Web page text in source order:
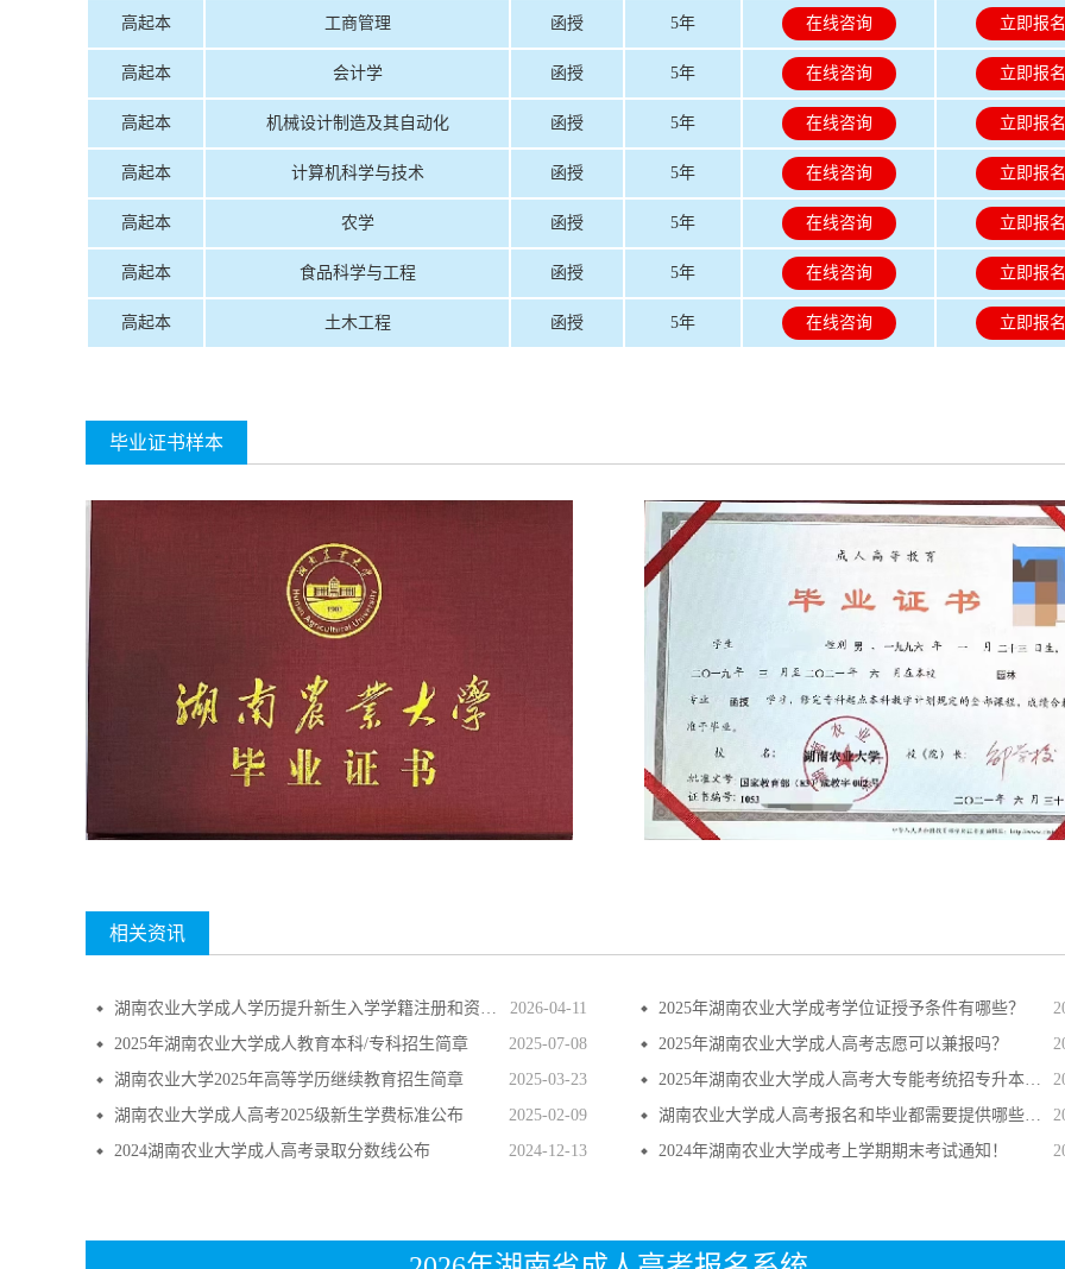
高起本 工商管理 函授 5年 在线咨询 立即报名
高起本 会计学 函授 5年 在线咨询 立即报名
高起本 机械设计制造及其自动化 函授 5年 在线咨询 立即报名
高起本 计算机科学与技术 函授 5年 在线咨询 立即报名
高起本 农学 函授 5年 在线咨询 立即报名
高起本 食品科学与工程 函授 5年 在线咨询 立即报名
高起本 土木工程 函授 5年 在线咨询 立即报名
毕业证书样本
相关资讯
2026-04-11
湖南农业大学成人学历提升新生入学学籍注册和资格审查政策
2025年湖南农业大学成考学位证授予条件有哪些？
2025-07-08
2025年湖南农业大学成人教育本科/专科招生简章
2025年湖南农业大学成人高考志愿可以兼报吗？
2025-03-23
湖南农业大学2025年高等学历继续教育招生简章
2025年湖南农业大学成人高考大专能考统招专升本吗？
2025-02-09
湖南农业大学成人高考2025级新生学费标准公布
湖南农业大学成人高考报名和毕业都需要提供哪些材料?
2024-12-13
2024湖南农业大学成人高考录取分数线公布 2024年湖南农业大学成考上学期期末考试通知！